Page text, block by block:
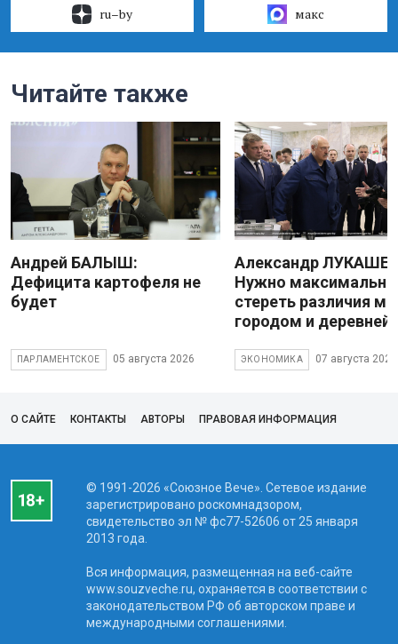
ru–by макс
Читайте также
Андрей БАЛЫШ:
Дефицита картофеля не
будет
ПАРЛАМЕНТСКОЕ 05 августа 2026
Александр
Нужно максимально
стереть различия
городом и деревней
ЭКОНОМИКА 07 августа 2026
О САЙТЕ КОНТАКТЫ АВТОРЫ ПРАВОВАЯ ИНФОРМАЦИЯ
© 1991-2026 «Союзное Вече». Сетевое издание
зарегистрировано роскомнадзором,
свидетельство эл № фc77-52606 от 25 января
2013 года.
Вся информация, размещенная на веб-сайте
www.souzveche.ru, охраняется в соответствии с
законодательством РФ об авторском праве и
международными соглашениями.